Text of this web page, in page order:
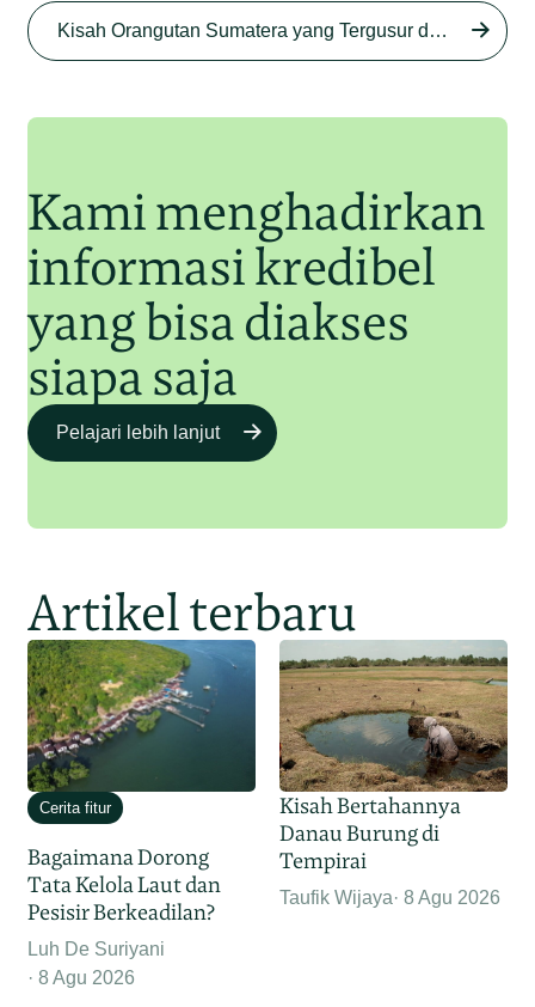
Sumatera di Rawa Tripa
Junaidi Hanafiah 27 Agu 2025
Begini Modus Perburuan
Kisah Orangutan Sumatera yang Tergusur dari Rumah Sendiri series
Kami menghadirkan
informasi kredibel
yang bisa diakses
siapa saja
Pelajari lebih lanjut
Artikel terbaru
Cerita fitur
Bagaimana Dorong
Tata Kelola Laut dan
Pesisir Berkeadilan?
Luh De Suriyani
8 Agu 2026
Kisah Bertahannya
Danau Burung di
Tempirai
Taufik Wijaya 8 Agu 2026